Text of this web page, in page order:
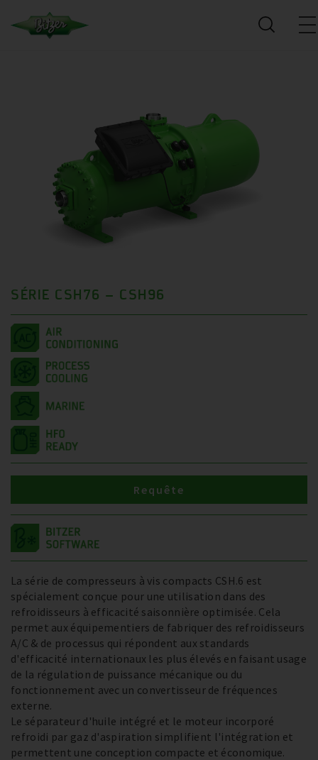
SÉRIE CSH76 – CSH96
La série de compresseurs à vis compacts CSH.6 est
spécialement conçue pour une utilisation dans des
refroidisseurs à efficacité saisonnière optimisée. Cela
permet aux équipementiers de fabriquer des refroidisseurs
A/C & de processus qui répondent aux standards
d'efficacité internationaux les plus élevés en faisant usage
de la régulation de puissance mécanique ou du
fonctionnement avec un convertisseur de fréquences
externe.
Le séparateur d'huile intégré et le moteur incorporé
refroidi par gaz d'aspiration simplifient l'intégration et
permettent une conception compacte et économique.
Requête